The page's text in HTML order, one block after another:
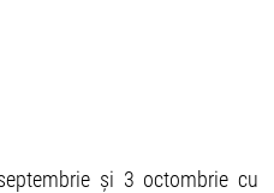
și 3 octombrie cu